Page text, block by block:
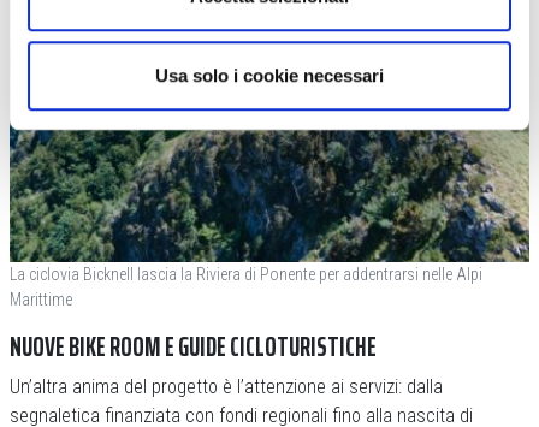
Usa solo i cookie necessari
La ciclovia Bicknell lascia la Riviera di Ponente per addentrarsi nelle Alpi
Marittime
NUOVE BIKE ROOM E GUIDE CICLOTURISTICHE
Un’altra anima del progetto è l’attenzione ai servizi: dalla
segnaletica finanziata con fondi regionali fino alla nascita di